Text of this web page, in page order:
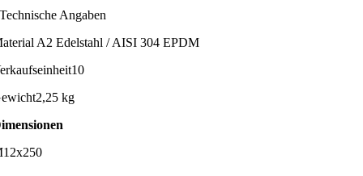
Technische Angaben
A2 Edelstahl / AISI 304 EPDM
10
2,25 kg